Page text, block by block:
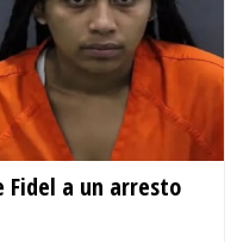
Fidel a un arresto